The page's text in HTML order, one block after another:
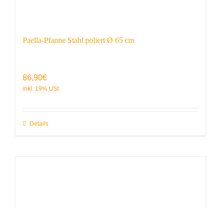
Paella-Pfanne Stahl poliert Ø 65 cm
86,90€
Details